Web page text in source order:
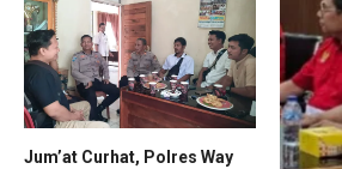
Jum’at Curhat, Polres Way